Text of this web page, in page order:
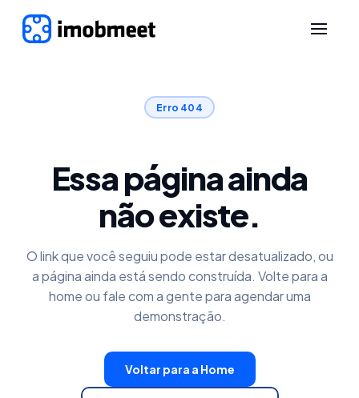
Erro 404
Essa página ainda
não existe.
O link que você seguiu pode estar desatualizado, ou
a página ainda está sendo construída. Volte para a
home ou fale com a gente para agendar uma
demonstração.
Voltar para a Home